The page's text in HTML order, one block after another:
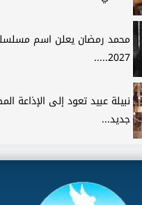
محمد رمضان يعلن اسم
2027.....
نبيلة عبيد تعود إلى الإذاعة
جديد...